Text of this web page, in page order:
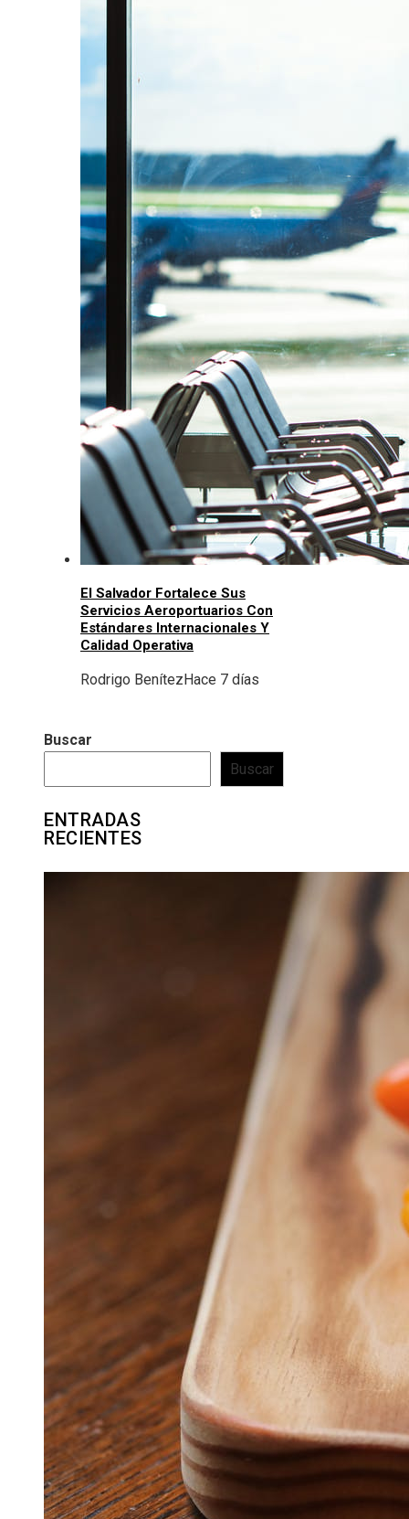
El Salvador Fortalece Sus
Servicios Aeroportuarios Con
Estándares Internacionales Y
Calidad Operativa
Rodrigo BenítezHace 7 días
Buscar
Buscar
ENTRADAS
RECIENTES